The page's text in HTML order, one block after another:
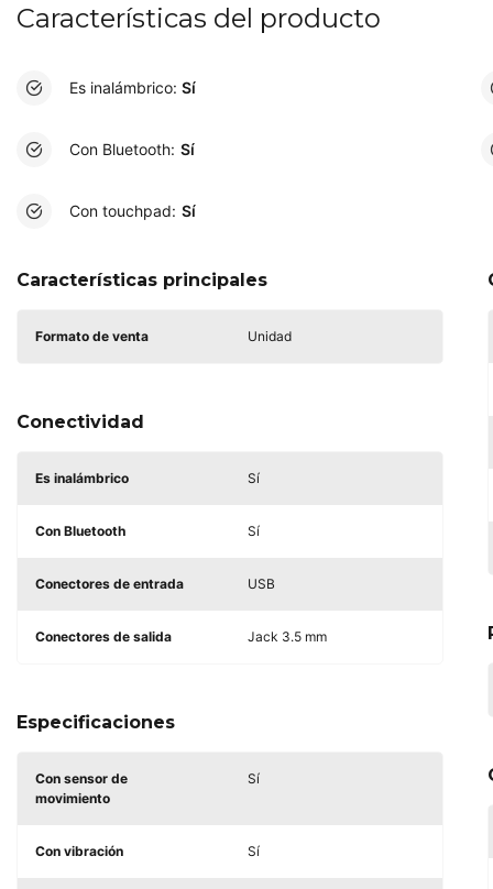
Características del producto
Es inalámbrico: Sí
Con Bluetooth: Sí
Con touchpad: Sí
Características principales
Formato de venta Unidad
Conectividad
Es inalámbrico Sí
Con Bluetooth Sí
Conectores de entrada USB
Conectores de salida Jack 3.5 mm
Especificaciones
Con sensor de
movimiento
Sí
Con vibración Sí